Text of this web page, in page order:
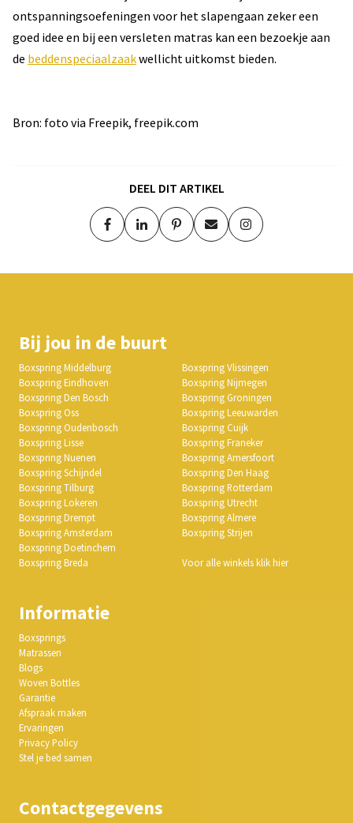
ontspanningsoefeningen voor het slapengaan zeker een
goed idee en bij een versleten matras kan een bezoekje aan
de beddenspeciaalzaakwellicht uitkomst bieden.
Bron: foto via Freepik, freepik.com
DEEL DIT ARTIKEL
Bij jou in de buurt
Boxspring Middelburg
Boxspring Eindhoven
Boxspring Den Bosch
Boxspring Oss
Boxspring Oudenbosch
Boxspring Lisse
Boxspring Nuenen
Boxspring Schijndel
Boxspring Tilburg
Boxspring Lokeren
Boxspring Drempt
Boxspring Amsterdam
Boxspring Doetinchem
Boxspring Breda
Boxspring Vlissingen
Boxspring Nijmegen
Boxspring Groningen
Boxspring Leeuwarden
Boxspring Cuijk
Boxspring Franeker
Boxspring Amersfoort
Boxspring Den Haag
Boxspring Rotterdam
Boxspring Utrecht
Boxspring Almere
Boxspring Strijen
Voor alle winkels klik hier
Informatie
Boxsprings
Matrassen
Blogs
Woven Bottles
Garantie
Afspraak maken
Ervaringen
Privacy Policy
Stel je bed samen
Contactgegevens